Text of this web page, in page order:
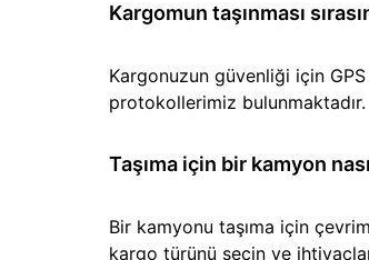
Kargomun taşınması
Kargonuzun güvenliği için
protokollerimiz bulunmaktadır.
Taşıma için bir kamyon
Bir kamyonu taşıma için
kargo türünü seçin ve